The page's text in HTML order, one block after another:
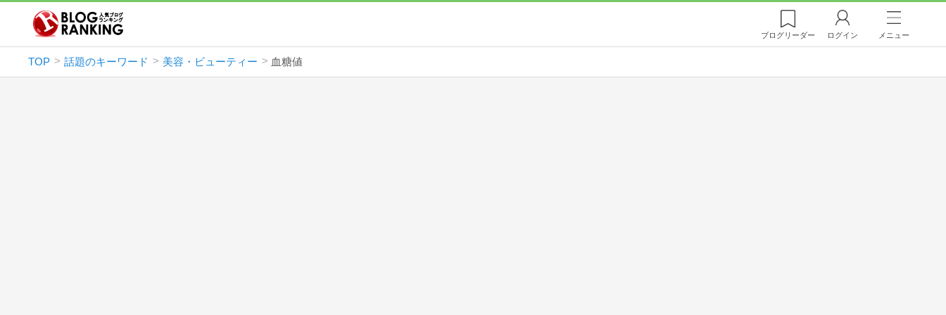
ブログリーダー ログイン メニュー
TOP 話題のキーワード 美容・ビューティー 血糖値